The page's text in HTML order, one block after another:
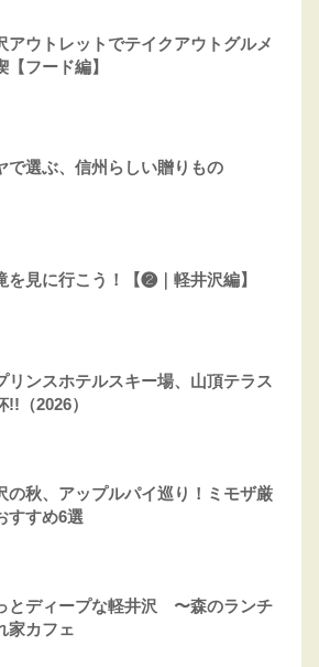
アウトレットでテイクアウトグルメ
【フード編】
で選ぶ、信州らしい贈りもの
を見に行こう！【❷｜軽井沢編】
リンスホテルスキー場、山頂テラス
!!（2026）
の秋、アップルパイ巡り！ミモザ厳
すすめ6選
とディープな軽井沢 〜森のランチ
家カフェ